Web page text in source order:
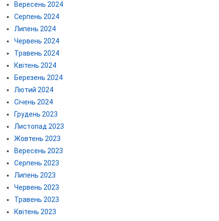
Вересень 2024
Серпень 2024
Липень 2024
Червень 2024
Травень 2024
Квітень 2024
Березень 2024
Лютий 2024
Січень 2024
Грудень 2023
Листопад 2023
Жовтень 2023
Вересень 2023
Серпень 2023
Липень 2023
Червень 2023
Травень 2023
Квітень 2023